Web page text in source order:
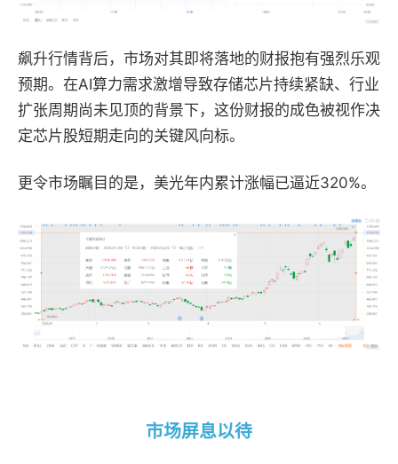
飙升行情背后，市场对其即将落地的财报抱有强烈乐观
预期。 在AI算力需求激增导致存储芯片持续紧缺、行业
扩张周期尚未见顶的背景下，这份财报的成色被视作决
定芯片股短期走向的关键风向标。
更令市场瞩目的是，美光年内累计涨幅已逼近320%。
市场屏息以待